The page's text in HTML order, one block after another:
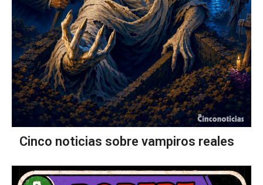
Cinco noticias sobre vampiros reales